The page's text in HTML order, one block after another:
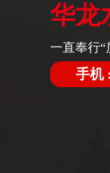
华龙
一直奉行“
手机